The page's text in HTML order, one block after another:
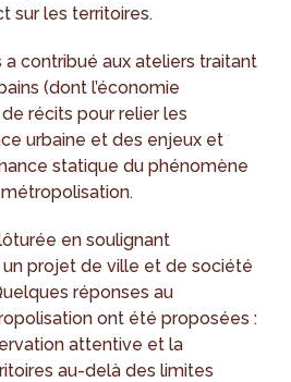
sur les territoires.
contribué aux ateliers traitant
(dont l’économie
récits pour relier les
urbaine et des enjeux et
statique du phénomène
en soulignant
un projet de ville et de société
réponses au
ont été proposées :
attentive et la
au-delà des limites